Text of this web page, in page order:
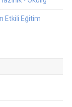
Etkili Eğitim